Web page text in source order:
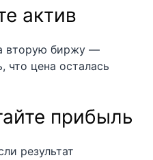
актив
вторую биржу —
что цена осталась
прибыль
результат